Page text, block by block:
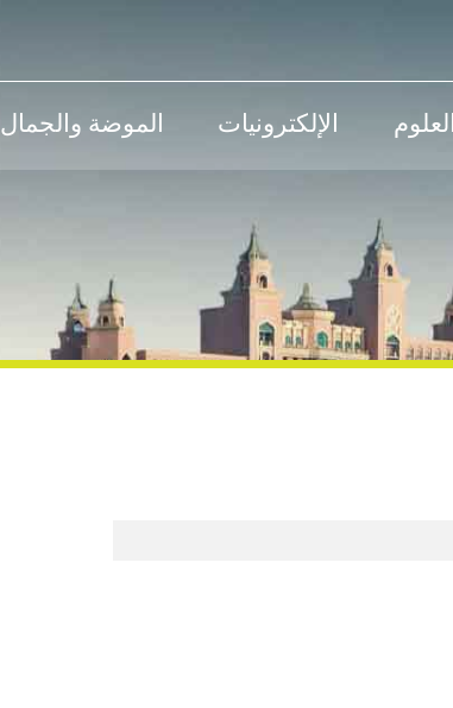
العلوم الإلكترونيات الموضة والجمال